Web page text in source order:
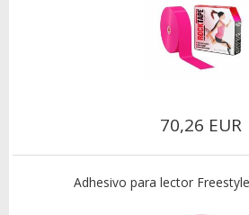
70,26 EUR
Adhesivo para lector